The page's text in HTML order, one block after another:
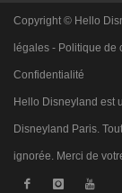
Copyright © Hello
légales - Politique de
Confidentialité
Hello Disneyland est
Disneyland Paris.
ignorée. Merci de